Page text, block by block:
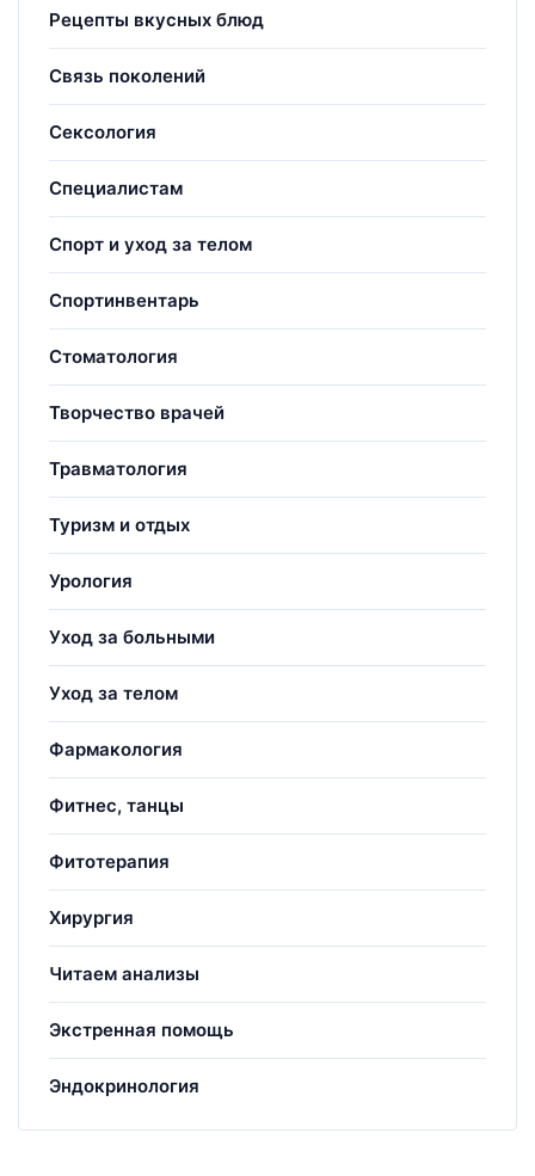
Рецепты вкусных блюд
Связь поколений
Сексология
Специалистам
Спорт и уход за телом
Спортинвентарь
Стоматология
Творчество врачей
Травматология
Туризм и отдых
Урология
Уход за больными
Уход за телом
Фармакология
Фитнес, танцы
Фитотерапия
Хирургия
Читаем анализы
Экстренная помощь
Эндокринология